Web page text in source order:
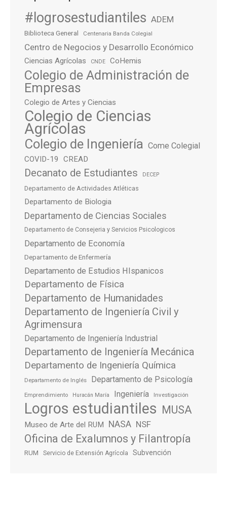
#logrosestudiantiles ADEM
Biblioteca General Centenaria Banda Colegial
Centro de Negocios y Desarrollo Económico
Ciencias Agrícolas CNDE CoHemis
Colegio de Administración de
Empresas
Colegio de Artes y Ciencias
Colegio de Ciencias
Agrícolas
Colegio de Ingeniería Come Colegial
COVID-19 CREAD
Decanato de Estudiantes DECEP
Departamento de Actividades Atléticas
Departamento de Biologia
Departamento de Ciencias Sociales
Departamento de Consejeria y Servicios Psicologicos
Departamento de Economía
Departamento de Enfermería
Departamento de Estudios HIspanicos
Departamento de Física
Departamento de Humanidades
Departamento de Ingeniería Civil y
Agrimensura
Departamento de Ingeniería Industrial
Departamento de Ingeniería Mecánica
Departamento de Ingeniería Química
Departamento de Inglés Departamento de Psicología
Emprendimiento Huracán María Ingeniería Investigación
Logros estudiantiles MUSA
Museo de Arte del RUM NASA NSF
Oficina de Exalumnos y Filantropía
RUM Servicio de Extensión Agrícola Subvención